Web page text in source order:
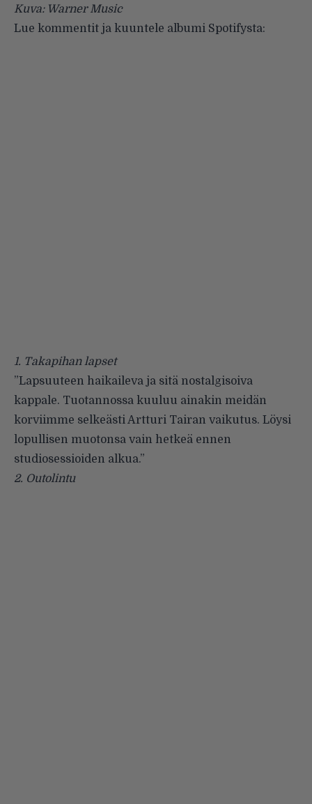
Kuva: Warner Music
Lue kommentit ja kuuntele albumi Spotifysta:
1. Takapihan lapset
”Lapsuuteen haikaileva ja sitä nostalgisoiva
kappale. Tuotannossa kuuluu ainakin meidän
korviimme selkeästi Artturi Tairan vaikutus. Löysi
lopullisen muotonsa vain hetkeä ennen
studiosessioiden alkua.”
2. Outolintu